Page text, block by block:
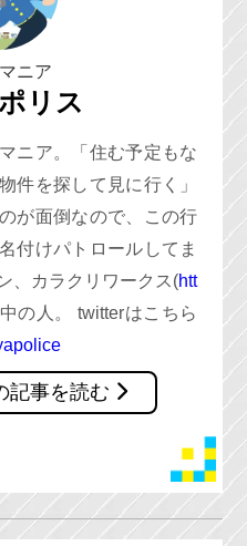
ニア
リス
ニア。「住む予定もな
件を探して見に行く」
が面倒なので、この行
付けパトロールしてま
、カラクリワークス(htt
の人。 twitterはこちら
記事を読む